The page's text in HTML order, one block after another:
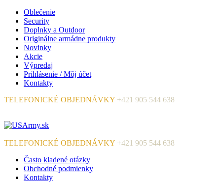
Oblečenie
Security
Doplnky a Outdoor
Originálne armádne produkty
Novinky
Akcie
Výpredaj
Prihlásenie / Môj účet
Kontakty
TELEFONICKÉ OBJEDNÁVKY +421 905 544 638
TELEFONICKÉ OBJEDNÁVKY +421 905 544 638
Často kladené otázky
Obchodné podmienky
Kontakty